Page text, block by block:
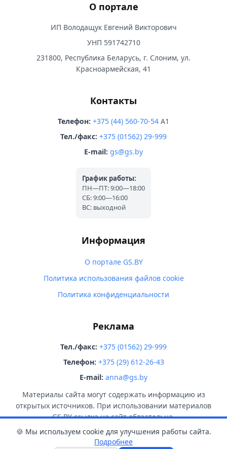
О портале
ИП Володащук Евгений Викторович
УНП 591742710
231800, Республика Беларусь, г. Слоним, ул.
Красноармейская, 41
Контакты
Телефон: +375 (44) 560-70-54 A1
Тел./факс: +375 (01562) 29-999
E-mail: gs@gs.by
График работы:
ПН—ПТ: 9:00—18:00
СБ: 9:00—16:00
ВС: выходной
Информация
О портале GS.BY
Политика использования файлов cookie
Политика конфиденциальности
Реклама
Тел./факс: +375 (01562) 29-999
Телефон: +375 (29) 612-26-43
E-mail: anna@gs.by
Материалы сайта могут содержать информацию из
открытых источников. При использовании материалов
GS.BY ссылка на сайт обязательна.
🍪 Мы используем cookie для улучшения работы сайта.
Подробнее